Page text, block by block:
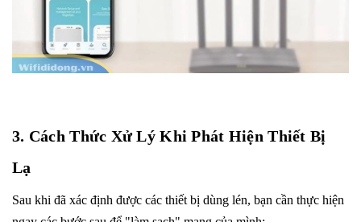
3. Cách Thức Xử Lý Khi Phát Hiện Thiết Bị
Lạ
Sau khi đã xác định được các thiết bị dùng lén, bạn cần thực hiện